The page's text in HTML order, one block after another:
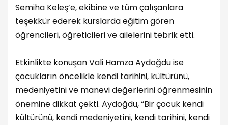
Semiha Keleş’e, ekibine ve tüm çalışanlara
teşekkür ederek kurslarda eğitim gören
öğrencileri, öğreticileri ve ailelerini tebrik etti.
Etkinlikte konuşan Vali Hamza Aydoğdu ise
çocukların öncelikle kendi tarihini, kültürünü,
medeniyetini ve manevi değerlerini öğrenmesinin
önemine dikkat çekti. Aydoğdu, “Bir çocuk kendi
kültürünü, kendi medeniyetini, kendi tarihini, kendi